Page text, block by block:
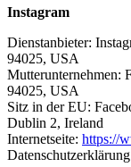
Instagram
Dienstanbieter:
94025, USA
Mutterunternehmen:
94025, USA
Sitz in der EU:
Dublin 2, Ireland
Internetseite: https://